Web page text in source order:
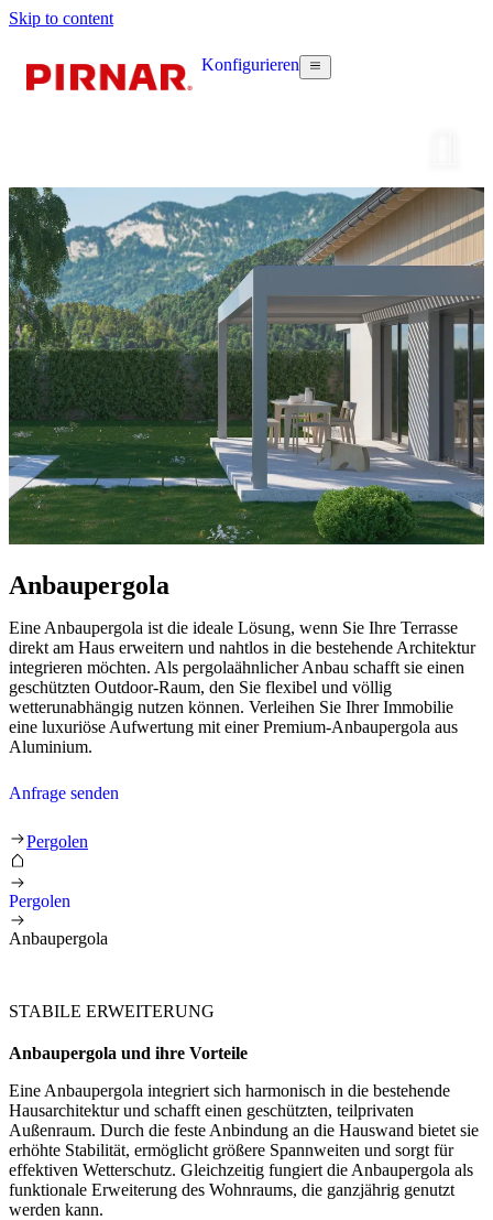
Skip to content
Konfigurieren
Haustür
Anbaupergola
Eine Anbaupergola ist die ideale Lösung, wenn Sie Ihre Terrasse
direkt am Haus erweitern und nahtlos in die bestehende Architektur
integrieren möchten. Als pergolaähnlicher Anbau schafft sie einen
geschützten Outdoor-Raum, den Sie flexibel und völlig
wetterunabhängig nutzen können. Verleihen Sie Ihrer Immobilie
eine luxuriöse Aufwertung mit einer Premium-Anbaupergola aus
Aluminium.
Anfrage senden
Anbaupergola
Pergolen
Pergolen
Anbaupergola
STABILE ERWEITERUNG
Anbaupergola und ihre Vorteile
Eine Anbaupergola integriert sich harmonisch in die bestehende
Hausarchitektur und schafft einen geschützten, teilprivaten
Außenraum. Durch die feste Anbindung an die Hauswand bietet sie
erhöhte Stabilität, ermöglicht größere Spannweiten und sorgt für
effektiven Wetterschutz. Gleichzeitig fungiert die Anbaupergola als
funktionale Erweiterung des Wohnraums, die ganzjährig genutzt
werden kann.